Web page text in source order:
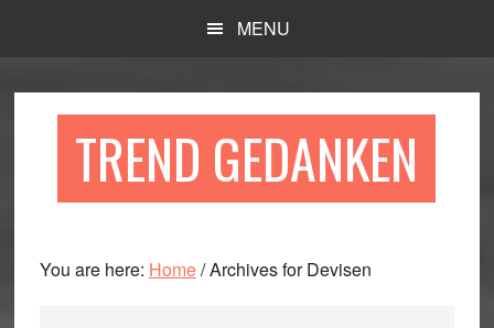
content
sidebar
MENU
TREND GEDANKEN
You are here: Home/Archives for Devisen